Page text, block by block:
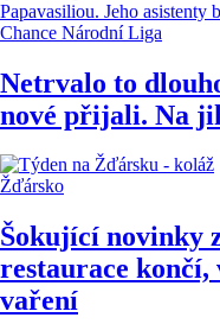
Chance Národní Liga
Netrvalo to
nové přijali. Na
Žďársko
Šokující novinky
restaurace
vaření